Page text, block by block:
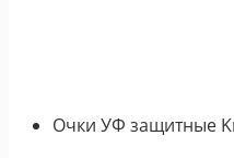
Очки УФ защитные